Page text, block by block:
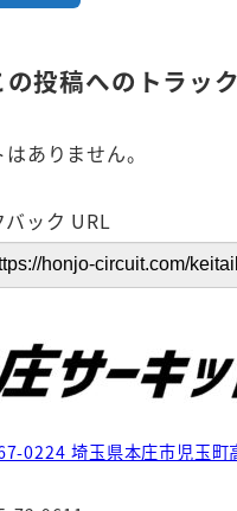
の投稿へのトラッ
ありません。
バック URL
0224 埼玉県本庄市児玉町